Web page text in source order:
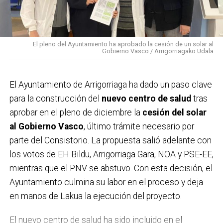
Lanbarketa, además de comerciantes, hosteleros y la
asociación ecologista Asuntze, que han colaborado
tanto en la recogida de alegaciones como en la
difusión de la campaña. Este respaldo se suma a la
domingo,que ya evidenció el rechazo de buena parte
de la localidad al proyecto ferroviario en su
configuración actual. Con estas acciones, el
Ayuntamiento considera que la postura ciudadana
queda claramente reforzada.
El pleno del Ayuntamiento ha aprobado la cesión de un solar al
Gobierno Vasco / Arrigorriagako Udala
El Ayuntamiento de Arrigorriaga ha dado un paso clave
para la construcción del nuevo centro de salud tras
aprobar en el pleno de diciembre la cesión del solar
al Gobierno Vasco, último trámite necesario por
parte del Consistorio. La propuesta salió adelante con
los votos de EH Bildu, Arrigorriaga Gara, NOA y PSE-EE,
mientras que el PNV se abstuvo. Con esta decisión, el
Ayuntamiento culmina su labor en el proceso y deja
en manos de Lakua la ejecución del proyecto.
El nuevo centro de salud ha sido incluido en el